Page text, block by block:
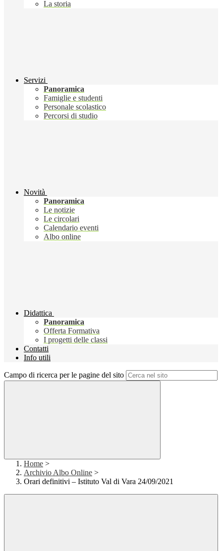
La storia
Servizi
Panoramica
Famiglie e studenti
Personale scolastico
Percorsi di studio
Novità
Panoramica
Le notizie
Le circolari
Calendario eventi
Albo online
Didattica
Panoramica
Offerta Formativa
I progetti delle classi
Contatti
Info utili
Campo di ricerca per le pagine del sito
Home >
Archivio Albo Online >
Orari definitivi – Istituto Val di Vara 24/09/2021